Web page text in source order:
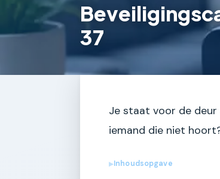
37
Je staat voor de deur
iemand die niet
▶Inhoudsopgave